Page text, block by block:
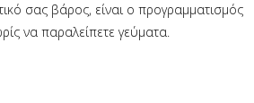
σας βάρος, είναι ο προγραμματισμός
να παραλείπετε γεύματα.